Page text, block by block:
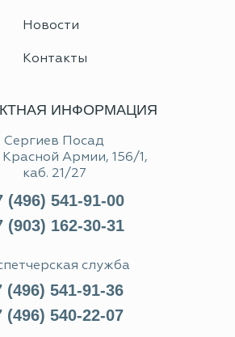
Новости
Контакты
(496) 541-91-00
(903) 162-30-31
ИНФОРМАЦИЯ
Сергиев Посад
Армии, 156/1,
каб. 21/27
(496) 541-91-36
(496) 540-22-07
служба